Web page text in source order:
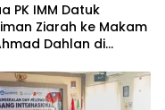
PK IMM Datuk
Ziarah ke Makam
Dahlan di